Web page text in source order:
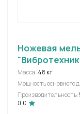
Ножевая
Масса: 48 кг
Мощность основного
Производительность:
0.0